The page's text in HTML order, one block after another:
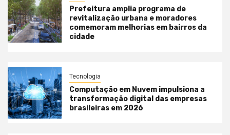
Prefeitura amplia programa de
revitalização urbana e moradores
comemoram melhorias em bairros da
cidade
Tecnologia
Computação em Nuvem impulsiona a
transformação digital das empresas
brasileiras em 2026